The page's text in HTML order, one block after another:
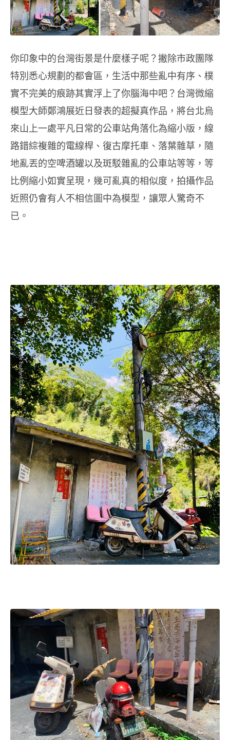
你印象中的台灣街景是什麼樣子呢？撇除市政團隊
特別悉心規劃的都會區，生活中那些亂中有序、樸
實不完美的痕跡其實浮上了你腦海中吧？台灣微縮
模型大師鄭鴻展近日發表的超擬真作品，將台北烏
來山上一處平凡日常的公車站角落化為縮小版，線
路錯綜複雜的電線桿、復古摩托車、落葉雜草，隨
地亂丟的空啤酒罐以及斑駁雜亂的公車站等等，等
比例縮小如實呈現，幾可亂真的相似度，拍攝作品
近照仍會有人不相信圖中為模型，讓眾人驚奇不
已。